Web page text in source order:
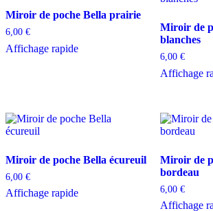
Miroir de poche Bella prairie
6,00 €
Affichage rapide
Miroir de
blanches
6,00 €
Affichage
Miroir de poche Bella écureuil
6,00 €
Affichage rapide
Miroir de
bordeau
6,00 €
Affichage